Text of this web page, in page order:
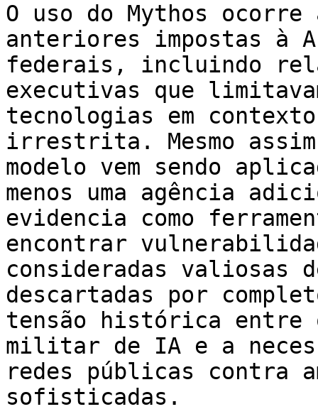
O uso do Mythos
anteriores impostas à
federais, incluindo
executivas que
tecnologias em
irrestrita. Mesmo
modelo vem sendo
menos uma agência
evidencia como
encontrar
consideradas valiosas
descartadas por
tensão histórica entre
militar de IA e a
redes públicas contra
sofisticadas.